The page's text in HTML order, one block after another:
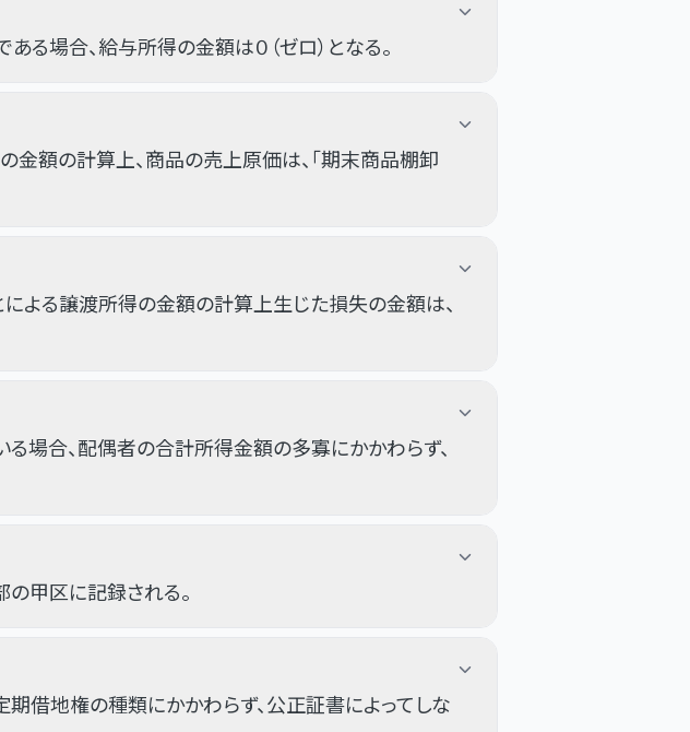
場合、給与所得の金額は０（ゼロ）となる。
額の計算上、商品の売上原価は、「期末商品棚卸
よる譲渡所得の金額の計算上生じた損失の金額は、
場合、配偶者の合計所得金額の多寡にかかわらず、
甲区に記録される。
借地権の種類にかかわらず、公正証書によってしな